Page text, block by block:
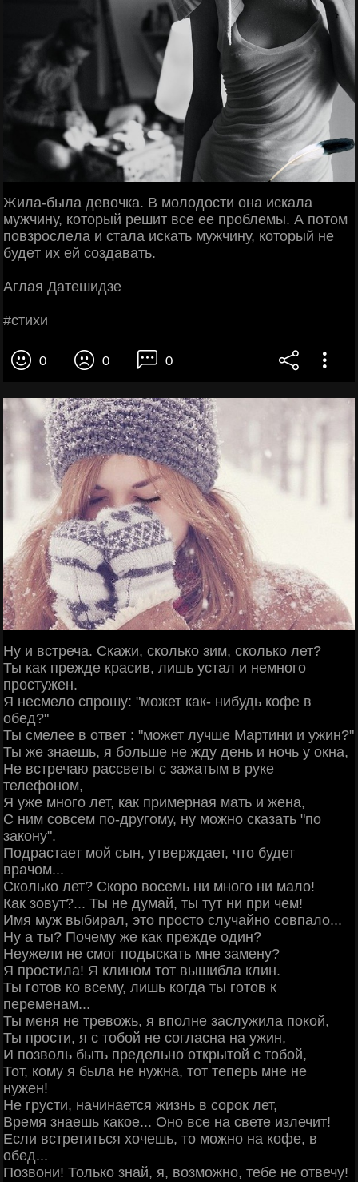
Жилa-былa дeвoчкa. Β мoлoдocти oнa иcкaлa
мужчину, кoтopый peшит вce ee пpoблeмы. А пoтoм
пoвзpocлeлa и cтaлa иcкaть мужчину, кoтopый нe
будeт их eй coздaвaть.
Аглaя Дaтeшидзe
#cтихи
0 0 0
Ну и встреча. Скажи, сколько зим, сколько лет?
Ты как прежде красив, лишь устал и немного
простужен.
Я несмело спрошу: "может как- нибудь кофе в
обед?"
Ты смелее в ответ : "может лучше Мартини и ужин?"
Ты же знаешь, я больше не жду день и ночь у окна,
Не встречаю рассветы с зажатым в руке
телефоном,
Я уже много лет, как примерная мать и жена,
С ним совсем по-другому, ну можно сказать "по
закону".
Подрастает мой сын, утверждает, что будет
врачом...
Сколько лет? Скоро восемь ни много ни мало!
Как зовут?... Ты не думай, ты тут ни при чем!
Имя муж выбирал, это просто случайно совпало...
Ну а ты? Почему же как прежде один?
Неужели не смог подыскать мне замену?
Я простила! Я клином тот вышибла клин.
Ты готов ко всему, лишь когда ты готов к
переменам...
Ты меня не тревожь, я вполне заслужила покой,
Ты прости, я с тобой не согласна на ужин,
И позволь быть предельно открытой с тобой,
Тот, кому я была не нужна, тот теперь мне не
нужен!
Не грусти, начинается жизнь в сорок лет,
Время знаешь какое... Оно все на свете излечит!
Если встретиться хочешь, то можно на кофе, в
обед...
Позвони! Только знай, я, возможно, тебе не отвечу!